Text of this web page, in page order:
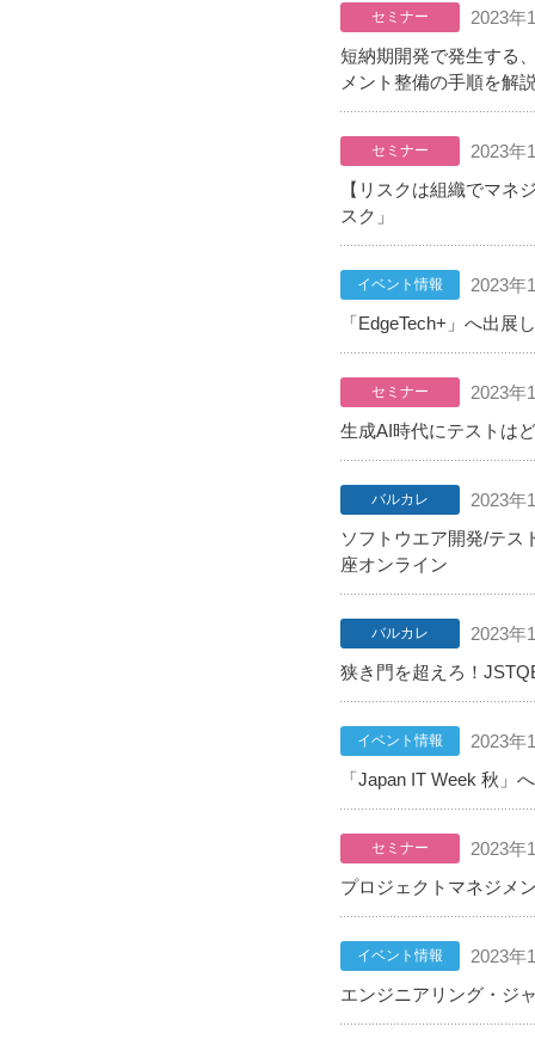
セミナー
2023年
短納期開発で発生する
メント整備の手順を解
セミナー
2023年
【リスクは組織でマネ
スク」
イベント情報
2023年
「EdgeTech+」へ出
セミナー
2023年
生成AI時代にテストは
バルカレ
2023年
ソフトウエア開発/テス
座オンライン
バルカレ
2023年
狭き門を超えろ！
イベント情報
2023年
「Japan IT Week 秋」
セミナー
2023年
プロジェクトマネジメ
イベント情報
2023年
エンジニアリング・ジ